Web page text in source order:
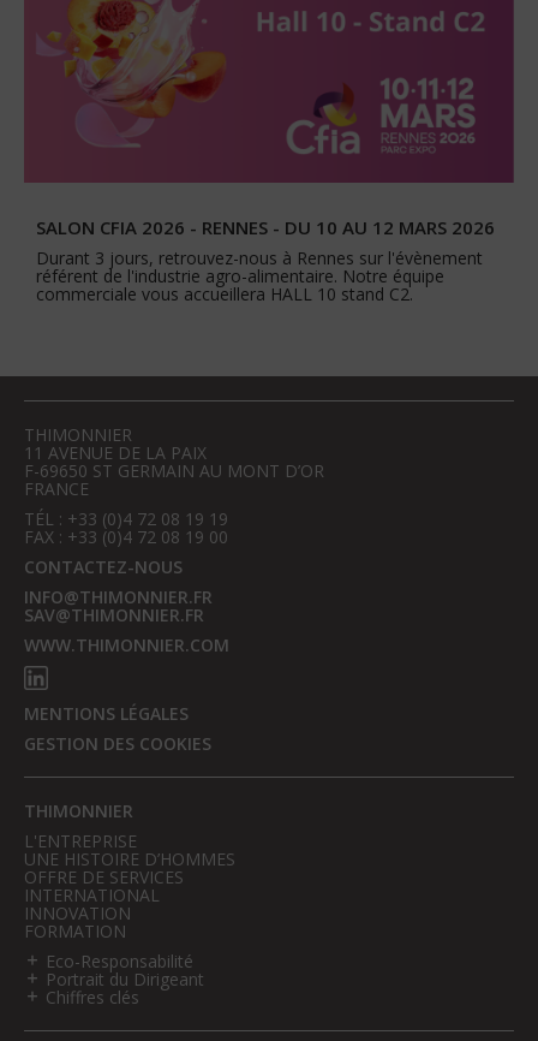
SALON CFIA 2026 - RENNES - DU 10 AU 12 MARS 2026
Durant 3 jours, retrouvez-nous à Rennes sur l'évènement
référent de l'industrie agro-alimentaire. Notre équipe
commerciale vous accueillera HALL 10 stand C2.
THIMONNIER
11 AVENUE DE LA PAIX
F-69650 ST GERMAIN AU MONT D’OR
FRANCE
TÉL : +33 (0)4 72 08 19 19
FAX : +33 (0)4 72 08 19 00
CONTACTEZ-NOUS
INFO@THIMONNIER.FR
SAV@THIMONNIER.FR
WWW.THIMONNIER.COM
MENTIONS LÉGALES
GESTION DES COOKIES
THIMONNIER
L'ENTREPRISE
UNE HISTOIRE D’HOMMES
OFFRE DE SERVICES
INTERNATIONAL
INNOVATION
FORMATION
Eco-Responsabilité
Portrait du Dirigeant
Chiffres clés